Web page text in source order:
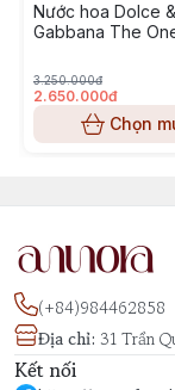
Nước hoa Dolce &
Gabbana The
3.250.000đ
2.650.000đ
Chọn
(+84)984462858
Địa chỉ: 31 Trần
Kết nối